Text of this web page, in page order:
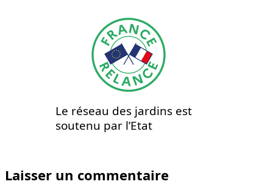
Le réseau des jardins est
soutenu par l’Etat
Laisser un commentaire